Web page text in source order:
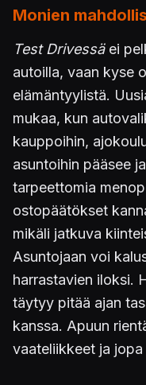
Monien
Test Drivessäei
autoilla, vaan kyse
elämäntyylistä.
mukaa, kun
kauppoihin,
asuntoihin pääsee
tarpeettomia
ostopäätökset
mikäli jatkuva
Asuntojaan voi
harrastavien iloksi.
täytyy pitää ajan
kanssa. Apuun
vaateliikkeet ja